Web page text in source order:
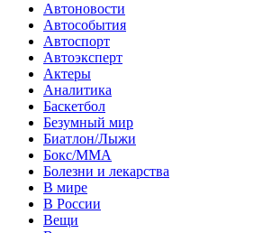
Автоновости
Автособытия
Автоспорт
Автоэксперт
Актеры
Аналитика
Баскетбол
Безумный мир
Биатлон/Лыжи
Бокс/MMA
Болезни и лекарства
В мире
В России
Вещи